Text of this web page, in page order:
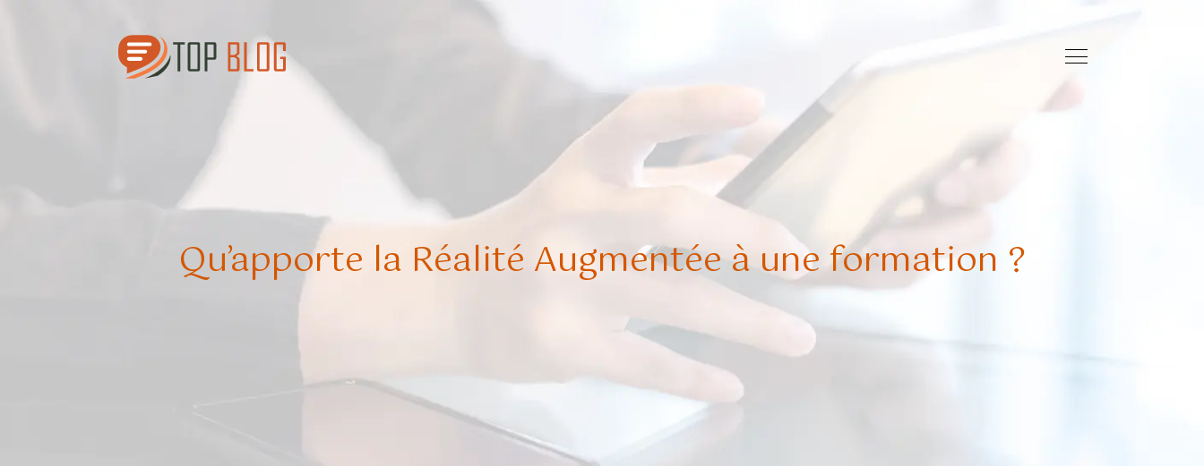
Qu’apporte la Réalité Augmentée à une formation ?